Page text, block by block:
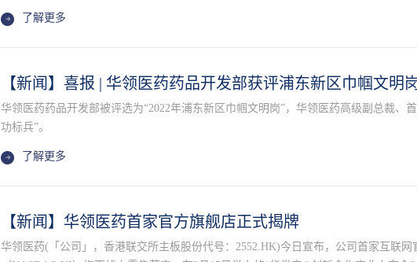
了解更多
【新闻】喜报 | 华领医药药品开发部获评浦东新区巾帼文明
华领医药药品开发部被评选为“2022年浦东新区巾帼文明岗”，华领医药高级副总裁、
功标兵”。
了解更多
【新闻】华领医药首家官方旗舰店正式揭牌
华领医药(「公司」，香港联交所主板股份代号：2552.HK)今日宣布，公司首家互联网